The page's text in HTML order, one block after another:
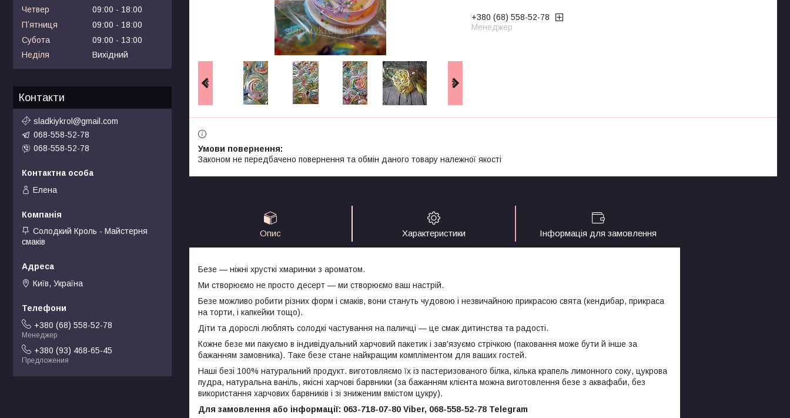
+380 (68) 558-52-78
Менеджер
Законом не передбачено повернення та обмін даного товару належної якості
Опис Характеристики Інформація для замовлення
Безе — ніжні хрусткі хмаринки з ароматом.
Ми створюємо не просто десерт — ми створюємо ваш настрій.
Безе можливо робити різних форм і смаків, вони стануть чудовою і незвичайною прикрасою свята (кендибар, прикраса
на торти, і капкейки тощо).
Діти та дорослі люблять солодкі частування на паличці — це смак дитинства та радості.
Кожне безе ми пакуємо в індивідуальний харчовий пакетик і зав'язуємо стрічкою (паковання може бути й інше за
бажанням замовника). Таке безе стане найкращим компліментом для ваших гостей.
Наші безі 100% натуральний продукт. виготовляємо їх із пастеризованого білка, кілька крапель лимонного соку, цукрова
пудра, натуральна ваніль, якісні харчові барвники (за бажанням клієнта можна виготовлення безе з аквафаби, без
використання харчових барвників і зі зниженим вмістом цукру).
Для замовлення або інформації: 063-718-07-80 Viber, 068-558-52-78 Telegram
Четвер
09:00
18:00
Пʼятниця
09:00
18:00
Субота
09:00
13:00
Неділя
Вихідний
Контакти
sladkiykrol@gmail.com
068-558-52-78
068-558-52-78
Елена
Солодкий Кроль - Майстерня
смаків
Київ, Україна
+380 (68) 558-52-78
Менеджер
+380 (93) 468-65-45
Предложения